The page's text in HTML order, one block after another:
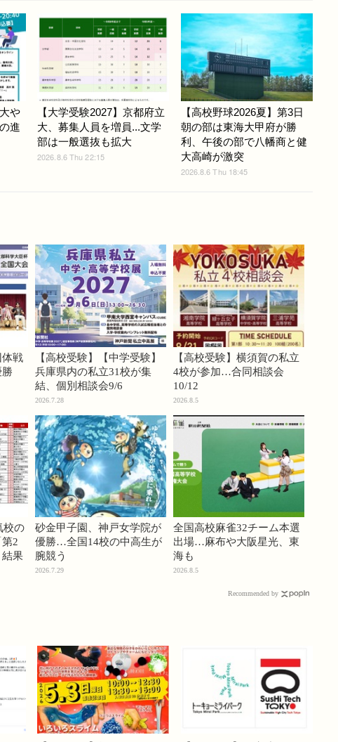
や
進
【大学受験2027】京都府立
大、募集人員を増員...文学
部は一般選抜も拡大
2026.8.6 Thu 22:15
【高校野球2026夏】第3日
朝の部は東海大甲府が勝
利、午後の部で八幡商と健
大高崎が激突
2026.8.6 Thu 18:45
体戦
【高校受験】【中学受験】
兵庫県内の私立31校が集
結、個別相談会9/6
2026.7.28
【高校受験】横須賀の私立
4校が参加…合同相談会
10/12
2026.8.5
校の
2
結果
砂金甲子園、神戸女学院が
優勝…全国14校の中高生が
腕競う
2026.7.29
全国高校麻雀32チーム本選
出場…麻布や大阪星光、東
海も
2026.8.5
Recommended by